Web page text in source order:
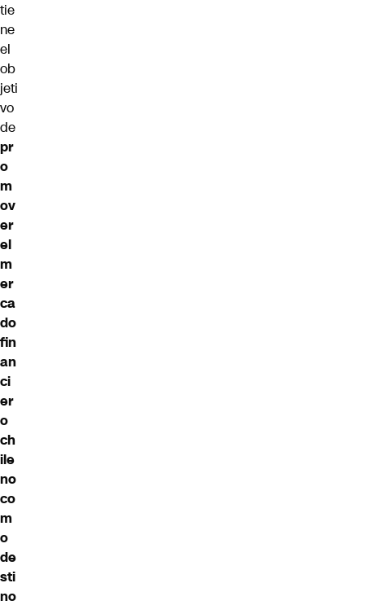
tie
ne
el
ob
jeti
vo
de
pr
o
m
ov
er
el
m
er
ca
do
fin
an
ci
er
o
ch
ile
no
co
m
o
de
sti
no